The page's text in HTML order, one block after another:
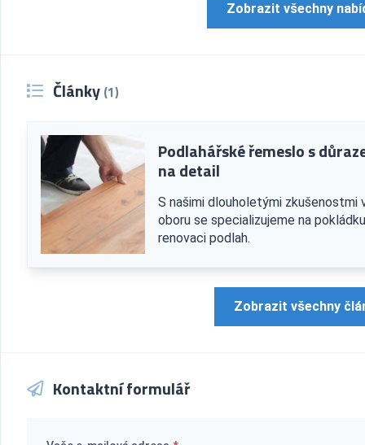
Zobrazit všechny
Články (1)
Podlahářské řemeslo s
na detail
S našimi dlouholetými zkušenostmi
oboru se specializujeme na
renovaci podlah.
Zobrazit všechny
Kontaktní formulář